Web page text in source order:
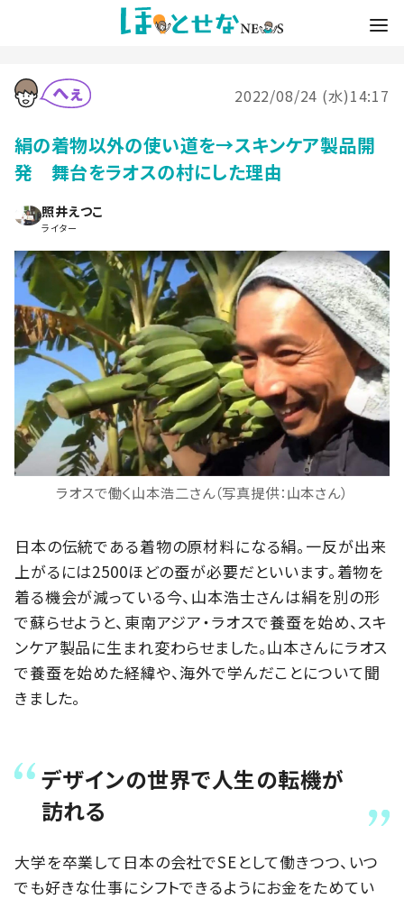
2022/08/24 (水)14:17
絹の着物以外の使い道を→スキンケア製品開
発 舞台をラオスの村にした理由
照井えつこ
ライター
ラオスで働く山本浩二さん（写真提供：山本さん）
日本の伝統である着物の原材料になる絹。一反が出来
上がるには2500ほどの蚕が必要だといいます。着物を
着る機会が減っている今、山本浩士さんは絹を別の形
で蘇らせようと、東南アジア・ラオスで養蚕を始め、スキ
ンケア製品に生まれ変わらせました。山本さんにラオス
で養蚕を始めた経緯や、海外で学んだことについて聞
きました。
デザインの世界で人生の転機が
訪れる
大学を卒業して日本の会社でSEとして働きつつ、いつ
でも好きな仕事にシフトできるようにお金をためてい